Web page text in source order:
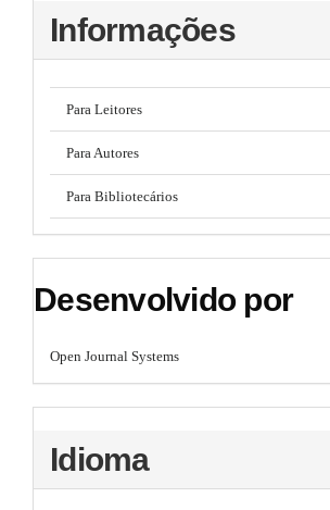
Informações
Para Leitores
Para Autores
Para Bibliotecários
Desenvolvido por
Open Journal Systems
Idioma